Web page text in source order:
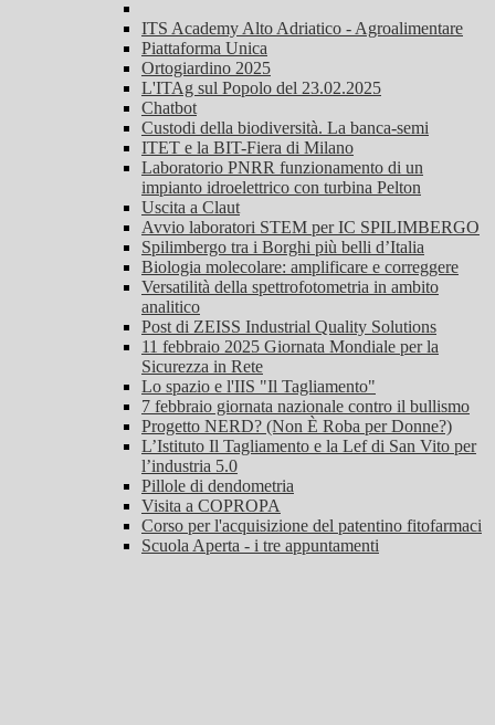
ITS Academy Alto Adriatico - Agroalimentare
Piattaforma Unica
Ortogiardino 2025
L'ITAg sul Popolo del 23.02.2025
Chatbot
Custodi della biodiversità. La banca-semi
ITET e la BIT-Fiera di Milano
Laboratorio PNRR funzionamento di un
impianto idroelettrico con turbina Pelton
Uscita a Claut
Avvio laboratori STEM per IC SPILIMBERGO
Spilimbergo tra i Borghi più belli d’Italia
Biologia molecolare: amplificare e correggere
Versatilità della spettrofotometria in ambito
analitico
Post di ZEISS Industrial Quality Solutions
11 febbraio 2025 Giornata Mondiale per la
Sicurezza in Rete
Lo spazio e l'IIS "Il Tagliamento"
7 febbraio giornata nazionale contro il bullismo
Progetto NERD? (Non È Roba per Donne?)
L’Istituto Il Tagliamento e la Lef di San Vito per
l’industria 5.0
Pillole di dendometria
Visita a COPROPA
Corso per l'acquisizione del patentino fitofarmaci
Scuola Aperta - i tre appuntamenti